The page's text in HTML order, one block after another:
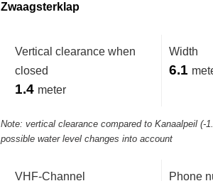
Zwaagsterklap
Vertical clearance when
closed
1.4 meter
Width
6.1
Note: vertical clearance compared to Kanaalpeil (-
possible water level changes into account
VHF-Channel
Phone